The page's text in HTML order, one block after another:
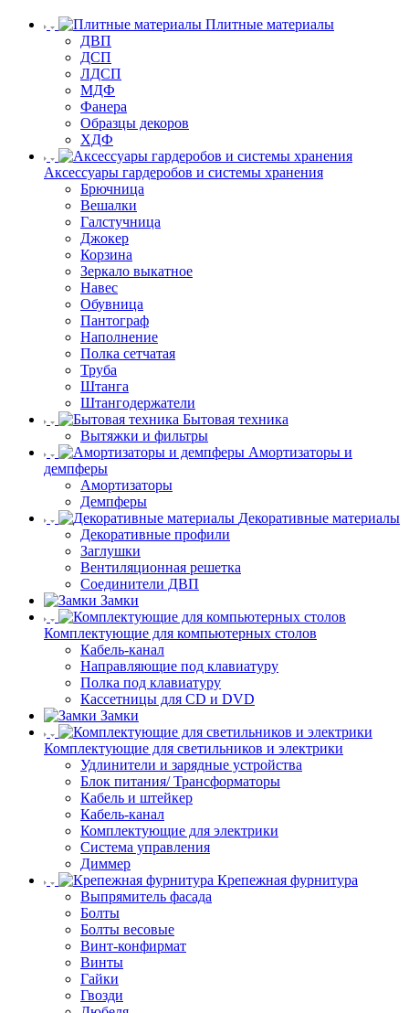
Плитные материалы
ДВП
ДСП
ЛДСП
МДФ
Фанера
Образцы декоров
ХДФ
Аксессуары гардеробов и системы хранения
Брючница
Вешалки
Галстучница
Джокер
Корзина
Зеркало выкатное
Навес
Обувница
Пантограф
Наполнение
Полка сетчатая
Труба
Штанга
Штангодержатели
Бытовая техника
Вытяжки и фильтры
Амортизаторы и
демпферы
Амортизаторы
Демпферы
Декоративные материалы
Декоративные профили
Заглушки
Вентиляционная решетка
Соединители ДВП
Замки
Комплектующие для компьютерных столов
Кабель-канал
Направляющие под клавиатуру
Полка под клавиатуру
Кассетницы для CD и DVD
Замки
Комплектующие для светильников и электрики
Удлинители и зарядные устройства
Блок питания/ Трансформаторы
Кабель и штейкер
Кабель-канал
Комплектующие для электрики
Система управления
Диммер
Крепежная фурнитура
Выпрямитель фасада
Болты
Болты весовые
Винт-конфирмат
Винты
Гайки
Гвозди